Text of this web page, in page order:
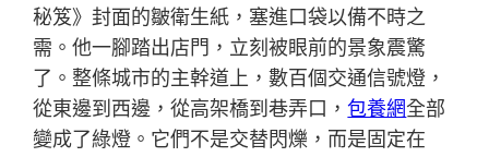
秘笈》封面的皺衛生紙，塞進口袋以備不時之
需。他一腳踏出店門，立刻被眼前的景象震驚
了。整條城市的主幹道上，數百個交通信號燈，
從東邊到西邊，從高架橋到巷弄口，包養網全部
變成了綠燈。它們不是交替閃爍，而是固定在